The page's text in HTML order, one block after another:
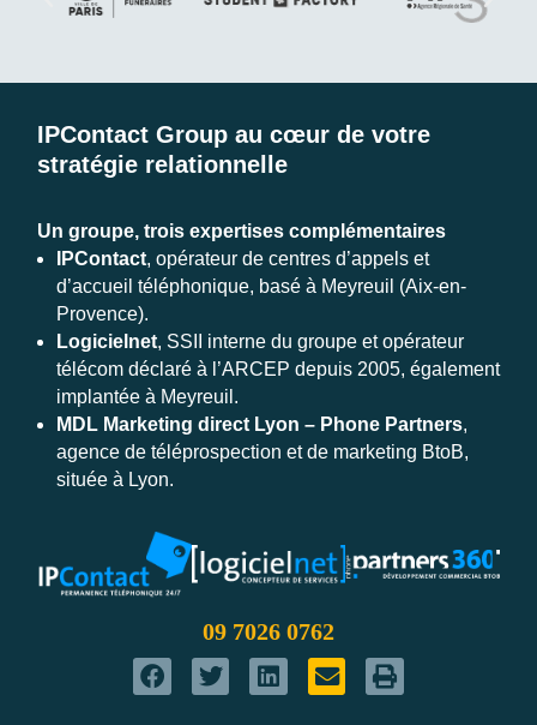
IPContact Group au cœur de votre
stratégie relationnelle
Un groupe, trois expertises complémentaires
IPContact, opérateur de centres d’appels et
d’accueil téléphonique, basé à Meyreuil (Aix-en-
Provence).
Logicielnet, SSII interne du groupe et opérateur
télécom déclaré à l’ARCEP depuis 2005, également
implantée à Meyreuil.
MDL Marketing direct Lyon – Phone Partners,
agence de téléprospection et de marketing BtoB,
située à Lyon.
09 7026 0762